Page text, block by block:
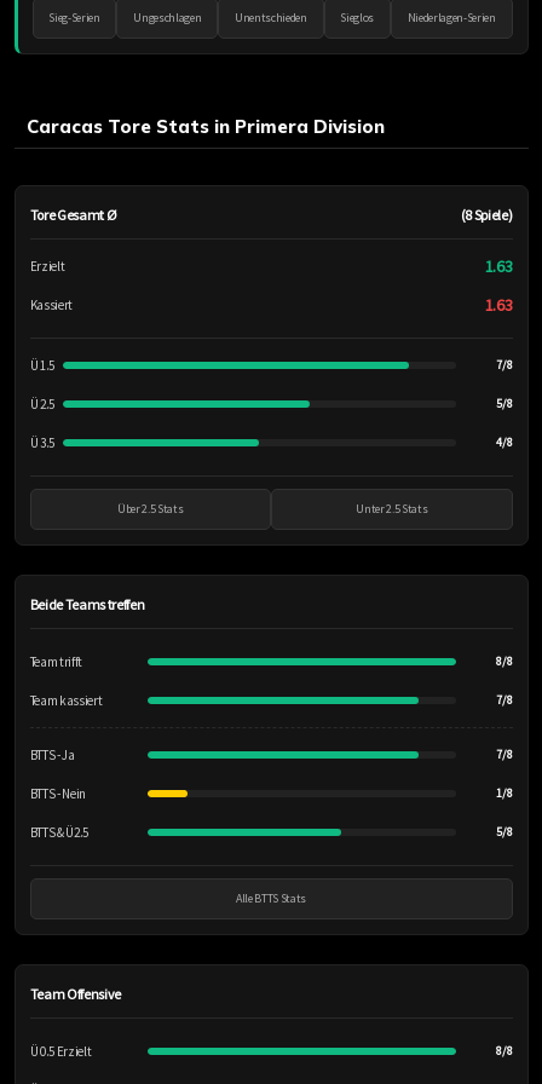
Sieg-Serien Ungeschlagen Unentschieden Sieglos Niederlagen-Serien
Caracas Tore Stats in Primera Division
Tore Gesamt Ø (8 Spiele)
Erzielt 1.63
Kassiert 1.63
Ü 1.5 7/8
Ü 2.5 5/8
Ü 3.5 4/8
Über 2.5 Stats Unter 2.5 Stats
Beide Teams treffen
Team trifft 8/8
Team kassiert 7/8
BTTS - Ja 7/8
BTTS - Nein 1/8
BTTS & Ü2.5 5/8
Alle BTTS Stats
Team Offensive
Ü 0.5 Erzielt 8/8